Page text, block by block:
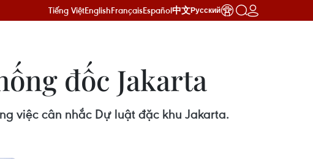
Tiếng ViệtEnglishFrançaisEspañol中文Русский
đốc Jakarta
việc cân nhắc Dự luật đặc khu Jakarta.